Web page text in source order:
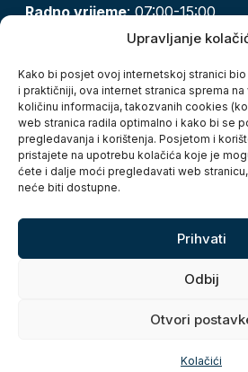
Upravljanje
Kako bi posjet ovoj internetskoj stranici
i praktičniji, ova internet stranica sprema
količinu informacija, takozvanih cookies
web stranica radila optimalno i kako bi se
pregledavanja i korištenja. Posjetom i
pristajete na upotrebu kolačića koje je
ćete i dalje moći pregledavati web
neće biti dostupne.
Prihvati
Odbij
Otvori
Kolačići
Radno vrijeme: 07:00-15:00
pisarnica@karlovac.hr
Zaštita osobnih podataka
Pristup informacijama
Kolačići
Izjava o pristupačnosti
Turistička zajednica grada